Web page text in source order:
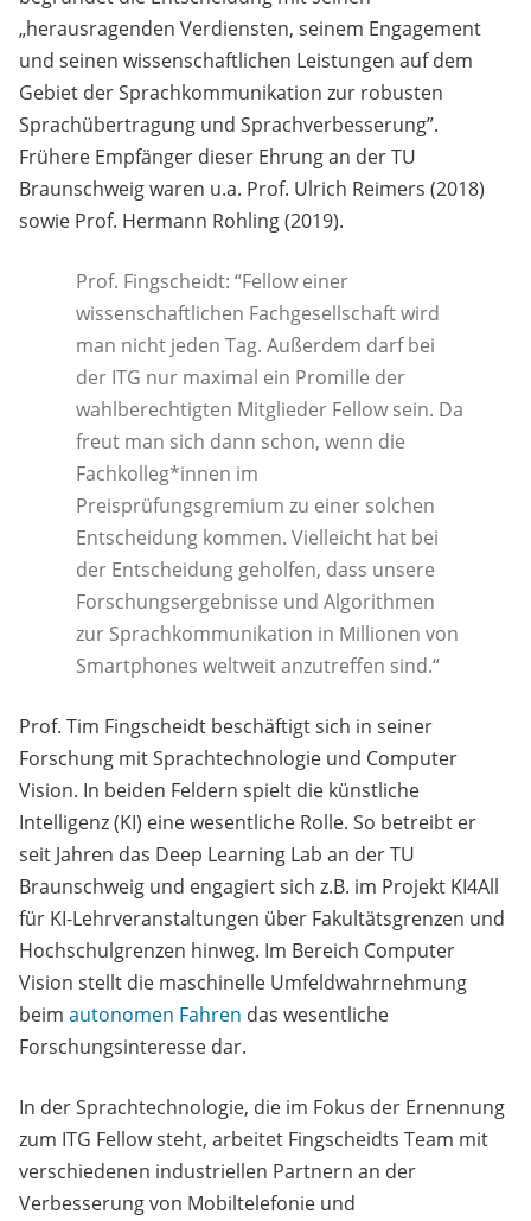
„herausragenden Verdiensten, seinem Engagement
und seinen wissenschaftlichen Leistungen auf dem
Gebiet der Sprachkommunikation zur robusten
Sprachübertragung und Sprachverbesserung”.
Frühere Empfänger dieser Ehrung an der TU
Braunschweig waren u.a. Prof. Ulrich Reimers (2018)
sowie Prof. Hermann Rohling (2019).
Prof. Fingscheidt: “Fellow einer
wissenschaftlichen Fachgesellschaft wird
man nicht jeden Tag. Außerdem darf bei
der ITG nur maximal ein Promille der
wahlberechtigten Mitglieder Fellow sein. Da
freut man sich dann schon, wenn die
Fachkolleg*innen im
Preisprüfungsgremium zu einer solchen
Entscheidung kommen. Vielleicht hat bei
der Entscheidung geholfen, dass unsere
Forschungsergebnisse und Algorithmen
zur Sprachkommunikation in Millionen von
Smartphones weltweit anzutreffen sind.“
Prof. Tim Fingscheidt beschäftigt sich in seiner
Forschung mit Sprachtechnologie und Computer
Vision. In beiden Feldern spielt die künstliche
Intelligenz (KI) eine wesentliche Rolle. So betreibt er
seit Jahren das Deep Learning Lab an der TU
Braunschweig und engagiert sich z.B. im Projekt KI4All
für KI-Lehrveranstaltungen über Fakultätsgrenzen und
Hochschulgrenzen hinweg. Im Bereich Computer
Vision stellt die maschinelle Umfeldwahrnehmung
beim autonomen Fahren das wesentliche
Forschungsinteresse dar.
In der Sprachtechnologie, die im Fokus der Ernennung
zum ITG Fellow steht, arbeitet Fingscheidts Team mit
verschiedenen industriellen Partnern an der
Verbesserung von Mobiltelefonie und